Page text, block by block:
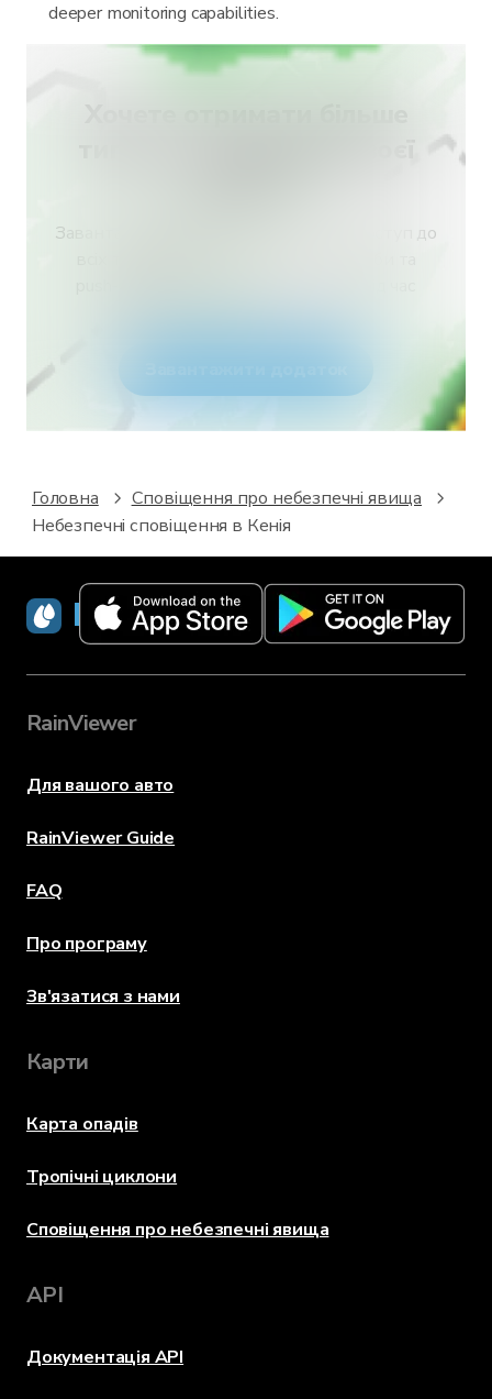
deeper monitoring capabilities.
Завантажте RainViewer і отримайте доступ до
Головна
Сповіщення про небезпечні явища
Небезпечні сповіщення в Кенія
RainViewer
RainViewer
Для вашого авто
RainViewer Guide
FAQ
Про програму
Зв'язатися з нами
Карти
Карта опадів
Тропічні циклони
Сповіщення про небезпечні явища
API
Документація API